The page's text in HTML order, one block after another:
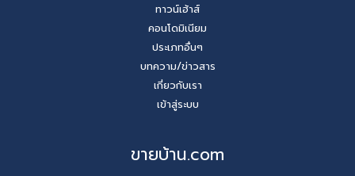
ทาวน์เฮ้าส์
คอนโดมิเนียม
ประเภทอื่นๆ
บทความ/ข่าวสาร
เกี่ยวกับเรา
เข้าสู่ระบบ
ขายบ้าน.com